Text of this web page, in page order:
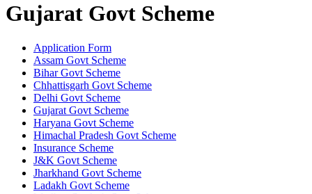
Gujarat Govt Scheme
Application Form
Assam Govt Scheme
Bihar Govt Scheme
Chhattisgarh Govt Scheme
Delhi Govt Scheme
Gujarat Govt Scheme
Haryana Govt Scheme
Himachal Pradesh Govt Scheme
Insurance Scheme
J&K Govt Scheme
Jharkhand Govt Scheme
Ladakh Govt Scheme